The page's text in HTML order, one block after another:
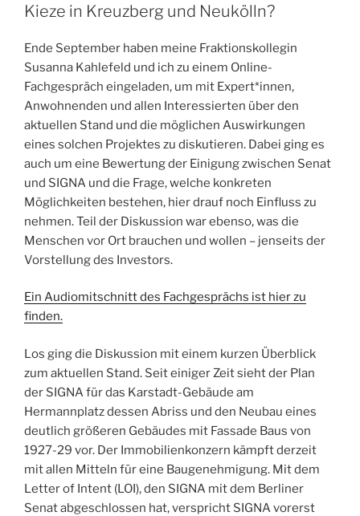
Kieze in Kreuzberg und Neukölln?
Ende September haben meine Fraktionskollegin
Susanna Kahlefeld und ich zu einem Online-
Fachgespräch eingeladen, um mit Expert*innen,
Anwohnenden und allen Interessierten über den
aktuellen Stand und die möglichen Auswirkungen
eines solchen Projektes zu diskutieren. Dabei ging es
auch um eine Bewertung der Einigung zwischen Senat
und SIGNA und die Frage, welche konkreten
Möglichkeiten bestehen, hier drauf noch Einfluss zu
nehmen. Teil der Diskussion war ebenso, was die
Menschen vor Ort brauchen und wollen – jenseits der
Vorstellung des Investors.
Ein Audiomitschnitt des Fachgesprächs ist hier zu
finden.
Los ging die Diskussion mit einem kurzen Überblick
zum aktuellen Stand. Seit einiger Zeit sieht der Plan
der SIGNA für das Karstadt-Gebäude am
Hermannplatz dessen Abriss und den Neubau eines
deutlich größeren Gebäudes mit Fassade Baus von
1927-29 vor. Der Immobilienkonzern kämpft derzeit
mit allen Mitteln für eine Baugenehmigung. Mit dem
Letter of Intent (LOI), den SIGNA mit dem Berliner
Senat abgeschlossen hat, verspricht SIGNA vorerst